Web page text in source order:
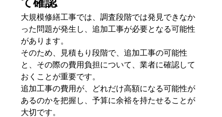
大規模修繕工事では、調査段階では発見できなか
った問題が発生し、追加工事が必要となる可能性
があります。
そのため、見積もり段階で、追加工事の可能性
と、その際の費用負担について、業者に確認して
おくことが重要です。
追加工事の費用が、どれだけ高額になる可能性が
あるのかを把握し、予算に余裕を持たせることが
大切です。